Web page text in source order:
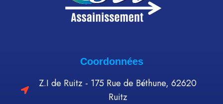
Coordonnées
Z.I de Ruitz - 175 Rue de Béthune, 62620
Ruitz